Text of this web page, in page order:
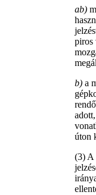
ab)
piros
b) a
úton
(3) A